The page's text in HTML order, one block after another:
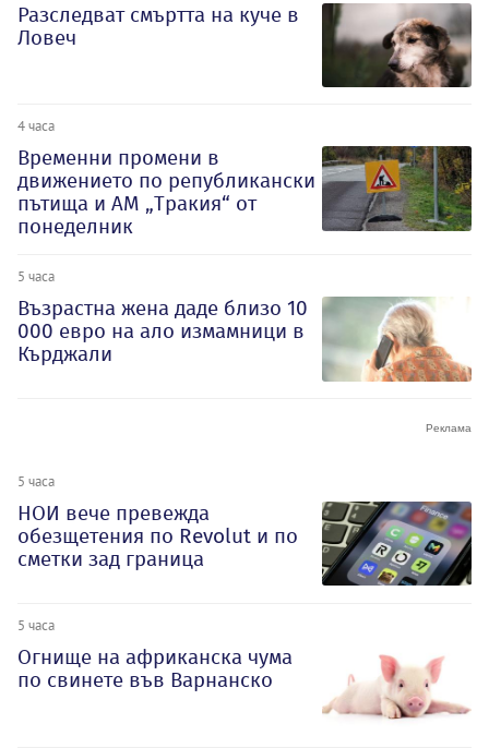
Разследват смъртта на куче в
Ловеч
4 часа
Временни промени в
движението по републикански
пътища и АМ „Тракия“ от
понеделник
5 часа
Възрастна жена даде близо 10
000 евро на ало измамници в
Кърджали
5 часа
НОИ вече превежда
обезщетения по Revolut и по
сметки зад граница
5 часа
Огнище на африканска чума
по свинете във Варнанско